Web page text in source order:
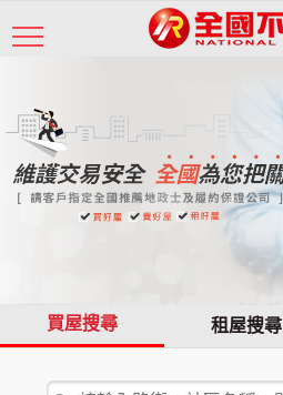
買屋搜尋 租屋搜尋